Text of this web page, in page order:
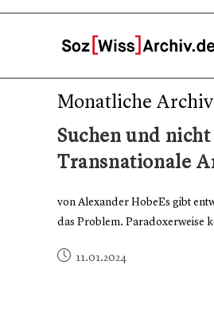
Monatliche
Suchen und
Transnationale
von Alexander HobeEs gibt
das Problem. Paradoxerweise
11.01.2024